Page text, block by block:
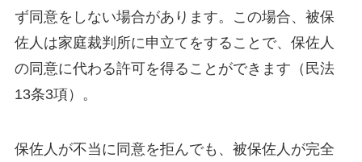
ず同意をしない場合があります。この場合、被保
佐人は家庭裁判所に申立てをすることで、保佐人
の同意に代わる許可を得ることができます（民法
13条3項）。
保佐人が不当に同意を拒んでも、被保佐人が完全